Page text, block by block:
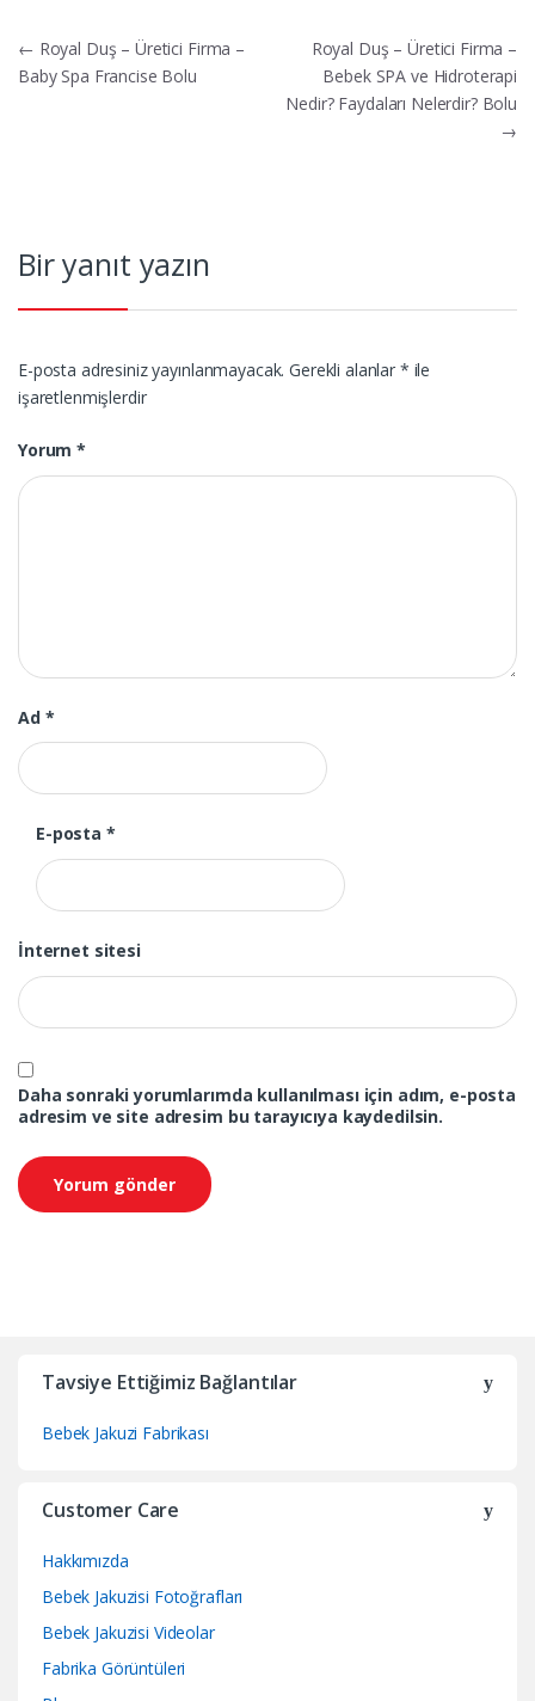
Yazı
gezinmesi
← Royal Duş – Üretici Firma –
Baby Spa Francise Bolu
Royal Duş – Üretici Firma –
Bebek SPA ve Hidroterapi
Nedir? Faydaları Nelerdir? Bolu
→
Bir yanıt yazın
E-posta adresiniz yayınlanmayacak. Gerekli alanlar * ile
işaretlenmişlerdir
Yorum*
Ad *
E-posta *
İnternet sitesi
Daha sonraki yorumlarımda kullanılması için adım, e-posta
adresim ve site adresim bu tarayıcıya kaydedilsin.
Tavsiye Ettiğimiz Bağlantılar
Bebek Jakuzi Fabrikası
Customer Care
Hakkımızda
Bebek Jakuzisi Fotoğrafları
Bebek Jakuzisi Videolar
Fabrika Görüntüleri